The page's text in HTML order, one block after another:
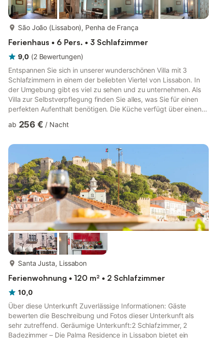
São João (Lissabon), Penha de França
Ferienhaus • 6 Pers. • 3 Schlafzimmer
9,0 (2 Bewertungen)
Entspannen Sie sich in unserer wunderschönen Villa mit 3
Schlafzimmern in einem der beliebten Viertel von Lissabon. In
der Umgebung gibt es viel zu sehen und zu unternehmen. Als
Villa zur Selbstverpflegung finden Sie alles, was Sie für einen
perfekten Aufenthalt benötigen. Die Küche verfügt über einen
einen Gefrierschrank und eine Mikrowelle. Die Villa ist der
Internetzugang. Diese Villa verfügt über 3 Schlafzimmer und
bietet bequem Platz für 6 Personen. Im ersten Schlaf...
ab 256 € / Nacht
mehr...
Santa Justa, Lissabon
Ferienwohnung • 120 m² • 2 Schlafzimmer
10,0
Über diese Unterkunft Zuverlässige Informationen: Gäste
bewerten die Beschreibung und Fotos dieser Unterkunft als
sehr zutreffend. Geräumige Unterkunft:2 Schlafzimmer, 2
Badezimmer – Die Palma Residence in Lissabon bietet ein